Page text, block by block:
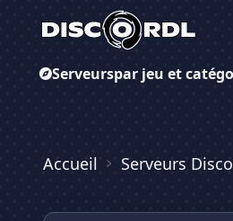
Serveurspar jeu et
Accueil Serveurs